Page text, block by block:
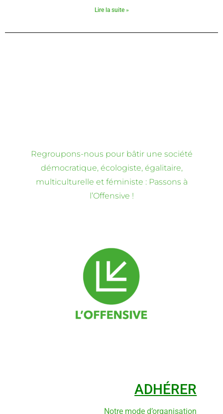
Lire la suite »
Regroupons-nous pour bâtir une société
démocratique, écologiste, égalitaire,
multiculturelle et féministe : Passons à
l’Offensive !
ADHÉRER
Notre mode d’organisation